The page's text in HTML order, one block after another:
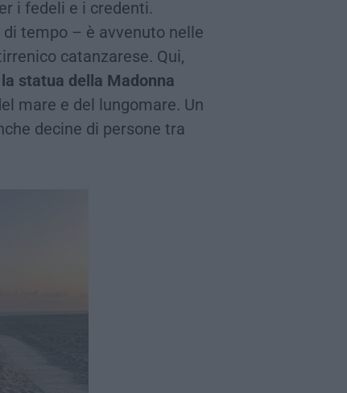
i fedeli e i credenti.
tempo – è avvenuto nelle
catanzarese. Qui,
statua della Madonna
mare e del lungomare. Un
decine di persone tra